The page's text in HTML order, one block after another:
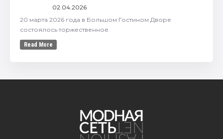
02.04.2026
20 марта 2026 года в Большом Гостином Дворе
состоялось торжественное
Read More